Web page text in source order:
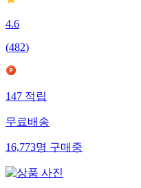
4.6
(482)
147적립
무료배송
16,773명구매중